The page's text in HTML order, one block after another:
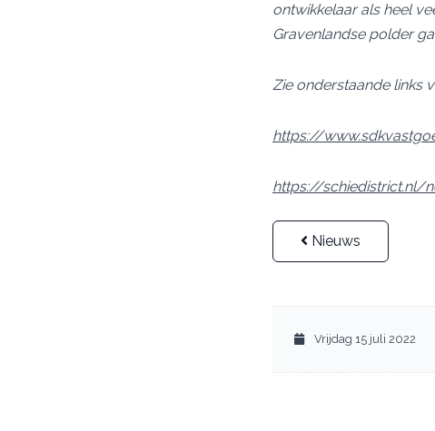
ontwikkelaar als heel
Gravenlandse polder
Zie onderstaande links
https://
https://
Nieuws
Vrijdag 15 juli 2022